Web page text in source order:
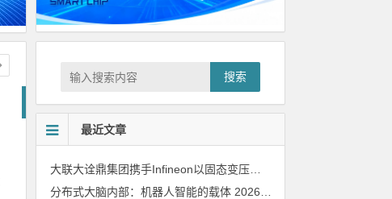
搜索
最近文章
大联大诠鼎集团携手Infineon以固态变压器重构配电效率新标杆
分布式大脑内部：机器人智能的载体 2026年8月6日